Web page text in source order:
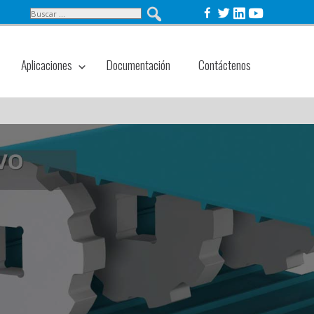
Aplicaciones Documentación Contáctenos